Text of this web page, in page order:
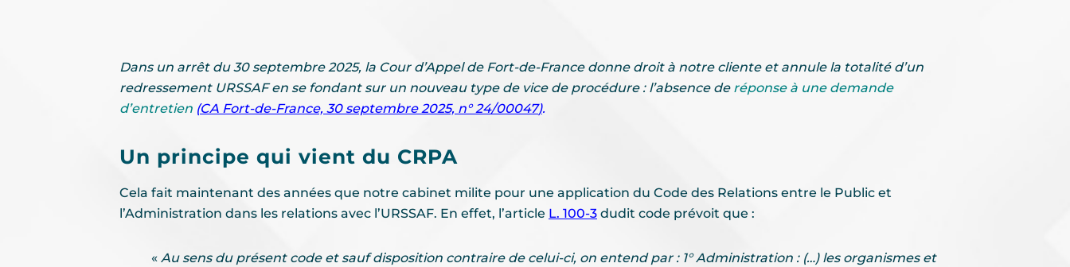
Dans un arrêt du 30 septembre 2025, la Cour d’Appel de Fort-de-France donne droit à notre cliente et annule la totalité d’un
redressement URSSAF en se fondant sur un nouveau type de vice de procédure : l’absence de réponse à une demande
d’entretien (CA Fort-de-France, 30 septembre 2025, n° 24/00047).
Un principe qui vient du CRPA
Cela fait maintenant des années que notre cabinet milite pour une application du Code des Relations entre le Public et
l’Administration dans les relations avec l’URSSAF. En effet, l’article L. 100-3 dudit code prévoit que :
« Au sens du présent code et sauf disposition contraire de celui-ci, on entend par : 1° Administration : (…) les organismes et